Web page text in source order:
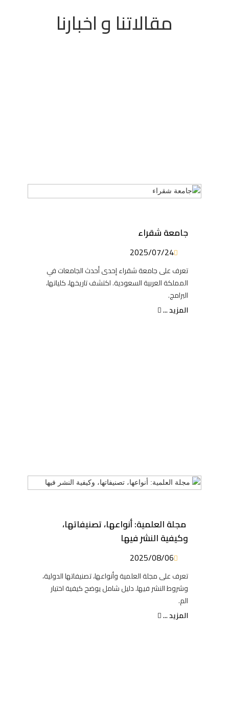
مقالاتنا و اخبارنا
جامعة شقراء
2025/07/24
تعرف على جامعة شقراء إحدى أحدث الجامعات في
المملكة العربية السعودية. اكتشف تاريخها، كلياتها،
البرامج.
المزيد ...
مجلة العلمية: أنواعها، تصنيفاتها،
وكيفية النشر فيها
2025/08/06
تعرف على مجلة العلمية وأنواعها، تصنيفاتها الدولية،
وشروط النشر فيها. دليل شامل يوضح كيفية اختيار
الم.
المزيد ...